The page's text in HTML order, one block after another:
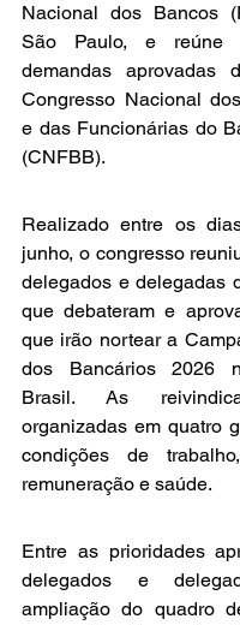
Nacional dos Bancos
São Paulo, e reúne
demandas aprovadas
Congresso Nacional
e das Funcionárias do
(CNFBB).
Realizado entre os
junho, o congresso
delegados e delegadas
que debateram e
que irão nortear a
dos Bancários 2026
Brasil. As
organizadas em quatro
condições de
remuneração e saúde.
Entre as prioridades
delegados e
ampliação do quadro